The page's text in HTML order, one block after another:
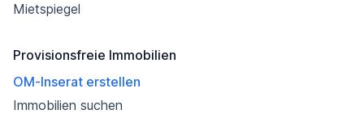
Mietspiegel
Provisionsfreie Immobilien
OM-Inserat erstellen
Immobilien suchen